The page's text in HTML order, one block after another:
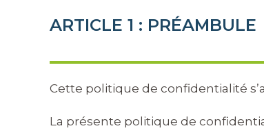
ARTICLE 1 : PRÉAMBULE
Cette politique de confidentialité
La présente politique de